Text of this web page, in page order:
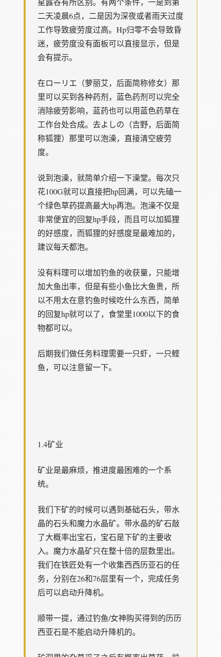
二天凌晨6点，二是因为深夜或者雨天过度
工作导致疲劳度过高。Hp归零不会导致昏
迷，疲劳度没有面板可以直接显示，但是
会有提示。
在ローリエ（萝丽艾，后面简称修女）那
里可以买到各种药剂，蓝色药剂可以完全
消除疲劳影响，蓝药也可以用蓝色药草在
工作台处合成。去よしの（吉野，后面简
称狐狸）那里可以泡澡，直接清空疲劳
度。
说到泡澡，就简单介绍一下澡堂。每次只
花100G就可以直接把hp回满，可以先磕一
个绿色草药提高最大hp再泡。泡澡不仅是
非常便宜的回复hp手段，而且可以加狐狸
的好感度，而狐狸的好感度是最难加的，
建议每天都泡。
没有料理可以增加钓鱼的收获量，只能增
加大鱼出率，但是有些小鱼比大鱼贵，所
以不用太在意钓鱼时候吃什么东西，简单
的回复hp就可以了，食堂里1000以下的食
物都可以。
后期我们做任务料理需要一只虾，一只鲣
鱼，可以注意留一下。
1.4矿业
矿业是最麻烦，推进度最困难的一个系
统。
我们下矿的时候可以遇到基础石头，带水
晶的石头和魔力水晶矿。带水晶的矿石敲
了大概率出宝石，宝石是下矿的主要收
入。魔力水晶矿只在整十倍的层数里出。
我们在铁匠处有一个收集西西历亚石的任
务，分别在26和76层里有一个，完成任务
后可以启动升降机。
顺带一提，通过钓鱼/女神购买得到的历历
西亚石是不能启动升降机的。